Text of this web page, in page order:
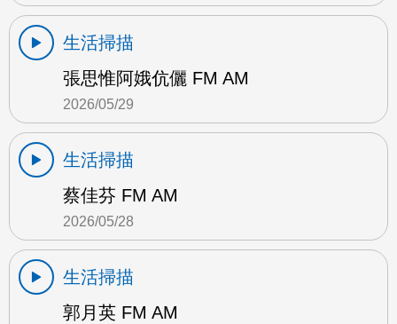
生活掃描
張思惟阿娥伉儷 FM AM
2026/05/29
生活掃描
蔡佳芬 FM AM
2026/05/28
生活掃描
郭月英 FM AM